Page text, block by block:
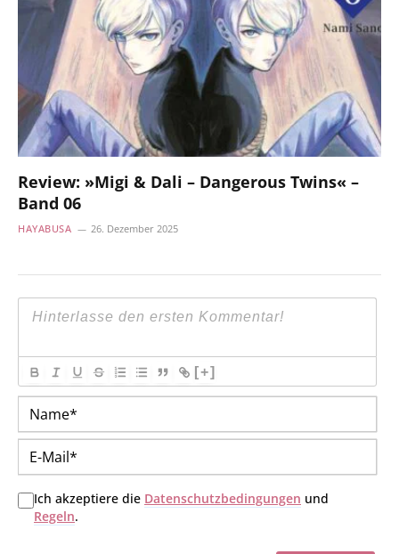
Review: »Migi & Dali – Dangerous Twins« –
Band 06
HAYABUSA 26. Dezember 2025
[+]
Ich akzeptiere die Datenschutzbedingungen und
Regeln.